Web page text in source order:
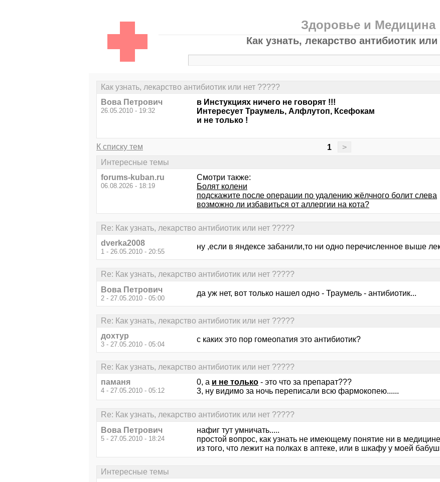
Здоровье и Медицина
Как узнать, лекарство антибиотик
Как узнать, лекарство антибиотик или нет ?????
Вова Петрович
26.05.2010 - 19:32
в Инстукциях ничего не говорят !!!
Интересует Траумель, Алфлутоп, Ксефокам
и не только !
К списку тем 1 >
Интересные темы
forums-kuban.ru
06.08.2026 - 18:19
Смотри также:
Болят колени
подскажите после операции по удалению жёлчного болит слева
возможно ли избавиться от аллергии на кота?
Re: Как узнать, лекарство антибиотик или нет ?????
dverka2008
1 - 26.05.2010 - 20:55
ну ,если в яндексе забанили,то ни одно перечисленное выше
Re: Как узнать, лекарство антибиотик или нет ?????
Вова Петрович
2 - 27.05.2010 - 05:00
да уж нет, вот только нашел одно - Траумель - антибиотик...
Re: Как узнать, лекарство антибиотик или нет ?????
дохтур
3 - 27.05.2010 - 05:04
с каких это пор гомеопатия это антибиотик?
Re: Как узнать, лекарство антибиотик или нет ?????
паманя
4 - 27.05.2010 - 05:12
0, а и не только - это что за препарат???
3, ну видимо за ночь переписали всю фармокопею......
Re: Как узнать, лекарство антибиотик или нет ?????
Вова Петрович
5 - 27.05.2010 - 18:24
нафиг тут умничать.....
простой вопрос, как узнать не имеющему понятие ни в
из того, что лежит на полках в аптеке, или в шкафу у моей
Интересные темы